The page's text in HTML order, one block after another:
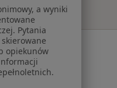
pacjentów
a wyniki
Pytania
opiekunów